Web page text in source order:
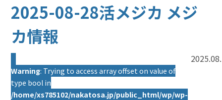
2025-08-28活メジカ メジ
カ情報
Warning: Trying to access array offset on value of
type bool in
/home/xs785102/nakatosa.jp/public_html/wp/wp-